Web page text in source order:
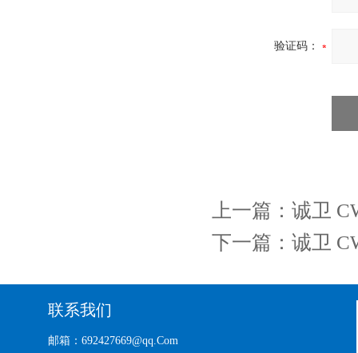
验证码：
上一篇： 诚卫
下一篇： 诚卫
联系我们
邮箱：692427669@qq.Com